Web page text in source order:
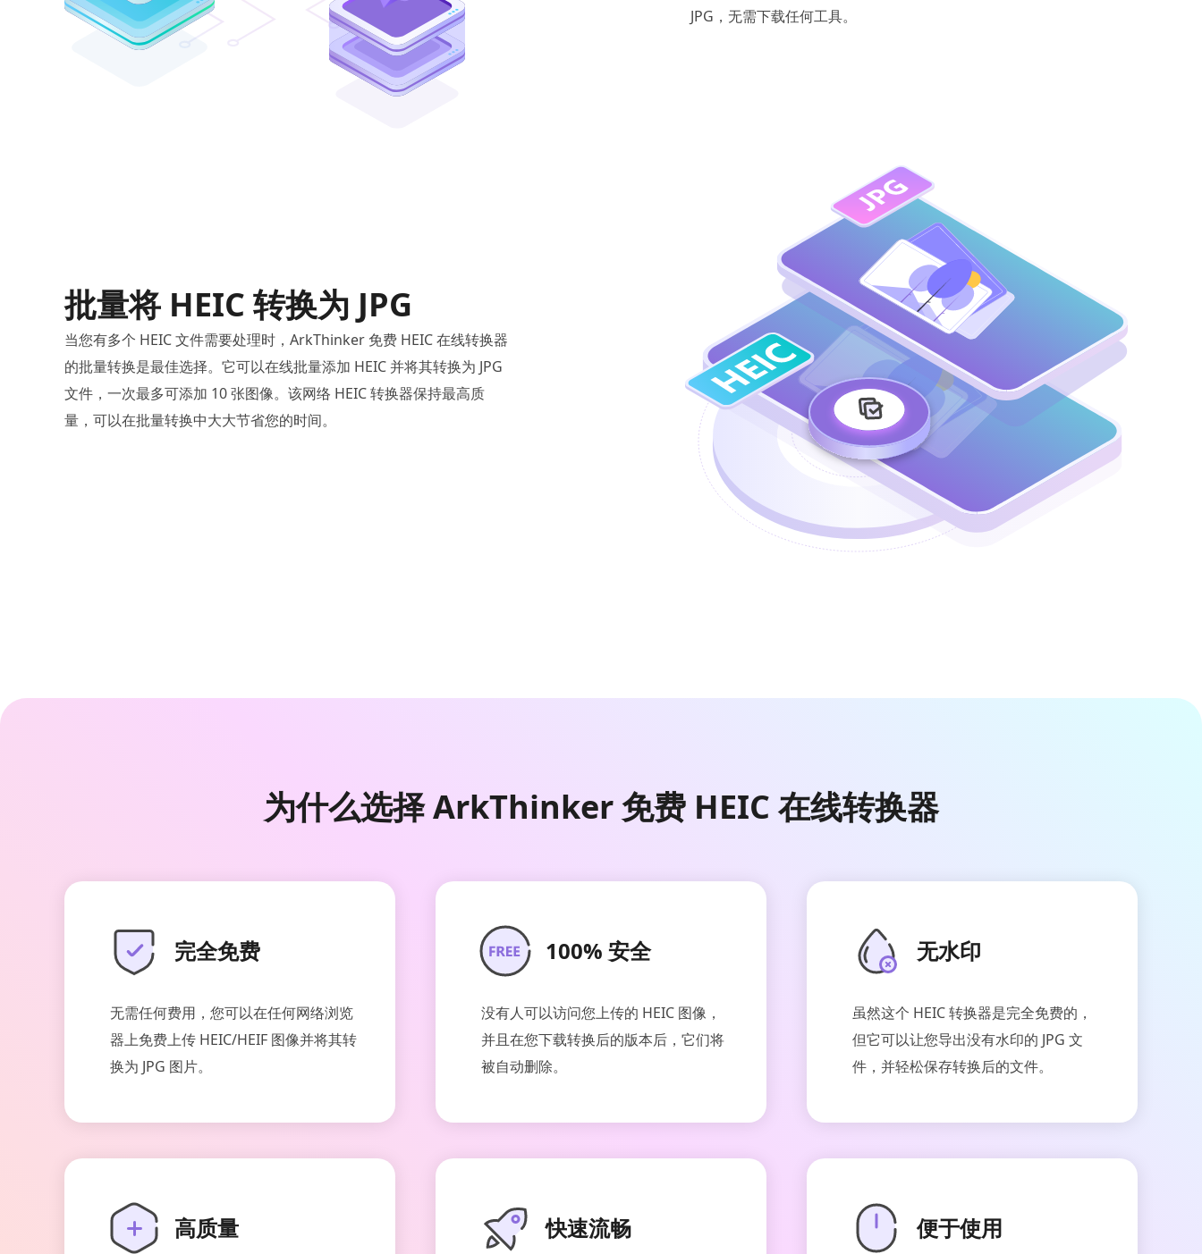
JPG，无需下载任何工具。
批量将 HEIC 转换为 JPG
当您有多个 HEIC 文件需要处理时，ArkThinker 免费 HEIC 在线转换器
的批量转换是最佳选择。它可以在线批量添加 HEIC 并将其转换为 JPG
文件，一次最多可添加 10 张图像。该网络 HEIC 转换器保持最高质
量，可以在批量转换中大大节省您的时间。
为什么选择 ArkThinker 免费 HEIC 在线转换器
完全免费
无需任何费用，您可以在任何网络浏览
器上免费上传 HEIC/HEIF 图像并将其转
换为 JPG 图片。
100% 安全
没有人可以访问您上传的 HEIC 图像，
并且在您下载转换后的版本后，它们将
被自动删除。
无水印
虽然这个 HEIC 转换器是完全免费的，
但它可以让您导出没有水印的 JPG 文
件，并轻松保存转换后的文件。
高质量 快速流畅 便于使用